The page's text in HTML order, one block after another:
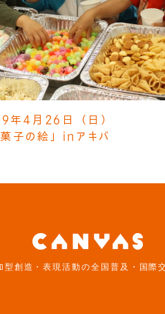
年4月26日（日）
菓子の絵」inアキバ
創造・表現活動の全国普及・国際